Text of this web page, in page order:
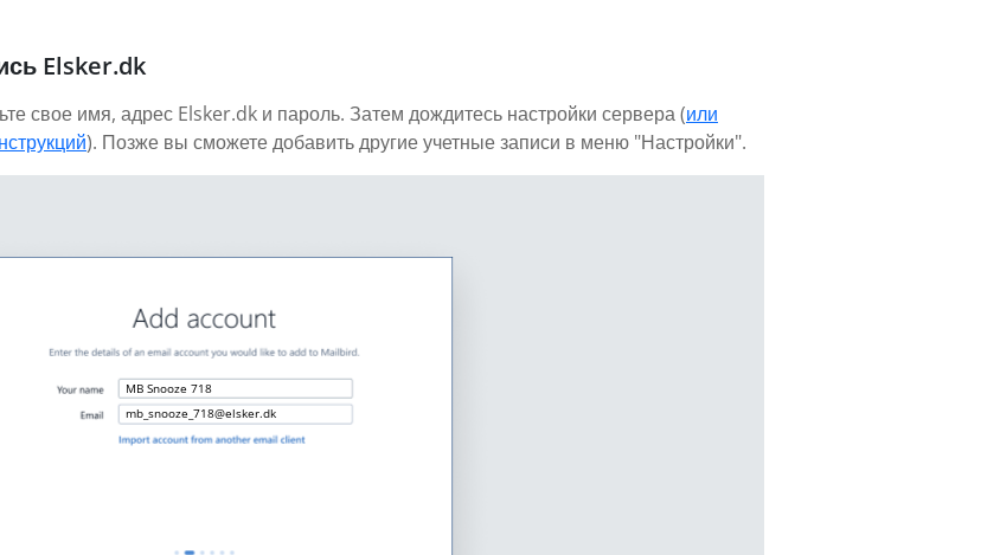
Elsker.dk
свое имя, адрес Elsker.dk и пароль. Затем дождитесь настройки сервера (или
). Позже вы сможете добавить другие учетные записи в меню "Настройки".
MB Snooze 718
mb_snooze_718@elsker.dk